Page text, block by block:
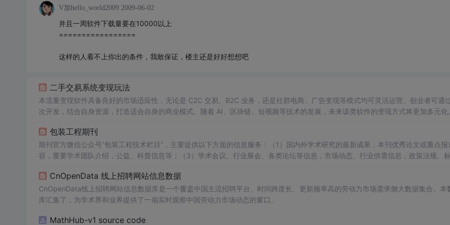
V加hello_world2009 2009-06-02
并且一周软件下载量要在10000以上
=================
这样的人看不上你出的条件，我敢保证，楼主还是好好想想吧
二手交易系统变现玩法
本流量变现软件具备良好的市场适应性，无论是 C2C 交易、B2C 业务，还是社群电商、广告变现等模式均可灵活运营。创业者可通
次开发，结合自身资源，打造适合自身的商业模式。随着 AI、区块链、短视频等技术的发展，未来该类软件的变现方式将更加多元化。
包装工程期刊
期刊官方微信公众号“包装工程技术栏目”，主要提供以下方面的信息服务：（1）国内外学术研究的最新成果，本刊优秀论文或重点报
容，重要学术团队介绍，公益、科普信息等；（3）学术会议、行业展会、各类论坛等信息，市场动态、行业供需信息，政策法规、
彻防护、核辐射防护等）机理、材料、技术、评价等相关研究。文章标题、作者及其单位、摘要和关键词，以及图题、表题、中文参
献，均须有对应的英文。
CnOpenData 线上招聘网站信息数据
CnOpenData线上招聘网站信息数据库是一个覆盖中国主流招聘平台、时间跨度长、更新频率高的劳动力市场需求侧大数据集合。本
库汇集了，为学术界和业界提供了一扇实时观察中国劳动力市场动态的窗口。
MathHub-v1 source code